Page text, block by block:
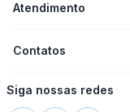
Atendimento
Contatos
Siga nossas redes